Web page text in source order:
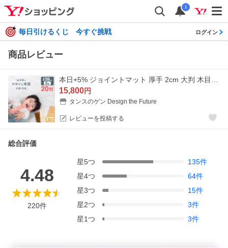
i
毎日引けるくじ 今すぐ挑戦 ログイン
商品レビュー
15,800円
タンスのゲン Design the Future
レビューを投稿する
総合評価
4.48
220件
星5つ 135件
星4つ 64件
星3つ 15件
星2つ 3件
星1つ 3件